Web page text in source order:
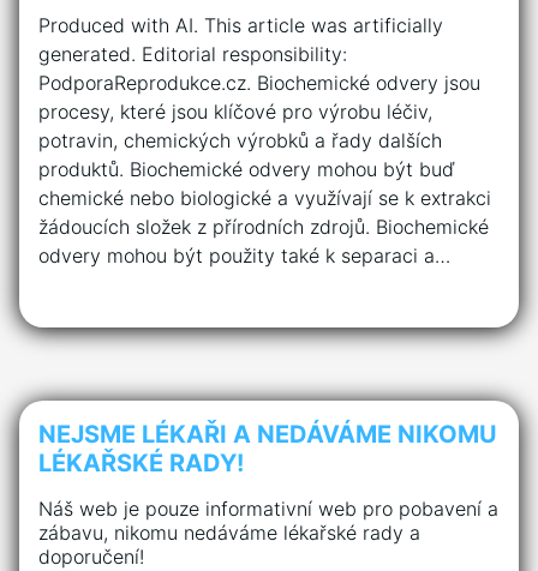
Produced with AI. This article was artificially
generated. Editorial responsibility:
PodporaReprodukce.cz. Biochemické odvery jsou
procesy, které jsou klíčové pro výrobu léčiv,
potravin, chemických výrobků a řady dalších
produktů. Biochemické odvery mohou být buď
chemické nebo biologické a využívají se k extrakci
žádoucích složek z přírodních zdrojů. Biochemické
odvery mohou být použity také k separaci a…
NEJSME LÉKAŘI A NEDÁVÁME NIKOMU
LÉKAŘSKÉ RADY!
Náš web je pouze informativní web pro pobavení a
zábavu, nikomu nedáváme lékařské rady a
doporučení!